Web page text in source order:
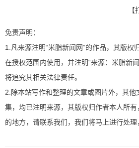
【
免责声明：
1.凡来源注明“米脂新闻网”的作品，其版权
在授权范围内使用，并注明“来源：米脂新
将追究其相关法律责任。
2.除本站写作和整理的文章或图片外，其他
集，均已注明来源，其版权归作者本人所
的地方，请联系我们，我们将马上进行处理